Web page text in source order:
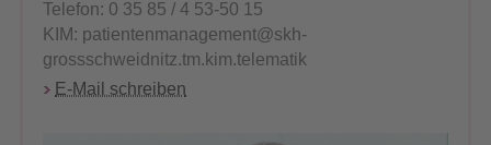
Telefon: 0 35 85 / 4 53-50 15
KIM: patientenmanagement@skh-
grossschweidnitz.tm.kim.telematik
E-Mail schreiben